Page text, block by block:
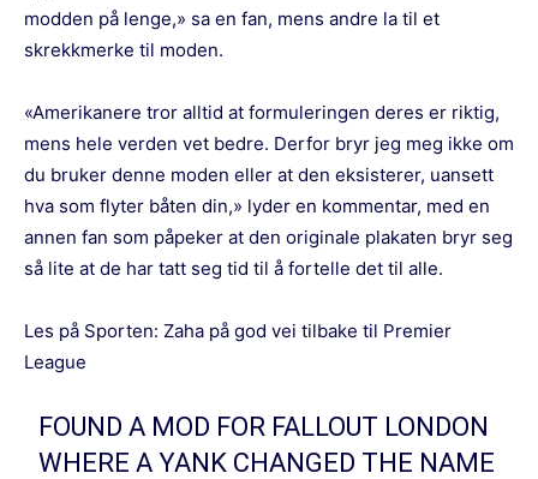
modden på lenge,» sa en fan, mens andre la til et
skrekkmerke til moden.
«Amerikanere tror alltid at formuleringen deres er riktig,
mens hele verden vet bedre. Derfor bryr jeg meg ikke om
du bruker denne moden eller at den eksisterer, uansett
hva som flyter båten din,» lyder en kommentar, med en
annen fan som påpeker at den originale plakaten bryr seg
så lite at de har tatt seg tid til å fortelle det til alle.
Les på Sporten: Zaha på god vei tilbake til Premier
League
FOUND A MOD FOR FALLOUT LONDON
WHERE A YANK CHANGED THE NAME